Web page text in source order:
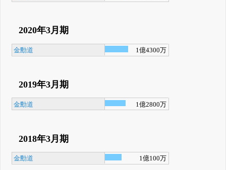
2020年3月期
金勳道 1億4300万
2019年3月期
金勳道 1億2800万
2018年3月期
金勳道 1億100万